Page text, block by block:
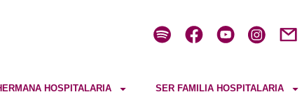
HOSPITALARIA SER FAMILIA HOSPITALARIA